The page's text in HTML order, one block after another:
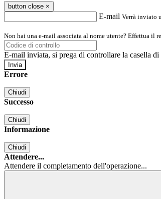
button close ×
E-mail Verrà inviato
Non hai una e-mail associata al nome utente? Effettua il
E-mail inviata, si prega di controllare la casella di
Errore
Chiudi
Successo
Chiudi
Informazione
Chiudi
Attendere...
Attendere il completamento dell'operazione...